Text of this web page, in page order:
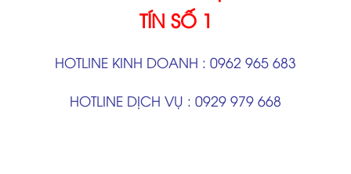
TÍN SỐ 1
HOTLINE KINH DOANH : 0962 965 683
HOTLINE DỊCH VỤ : 0929 979 668